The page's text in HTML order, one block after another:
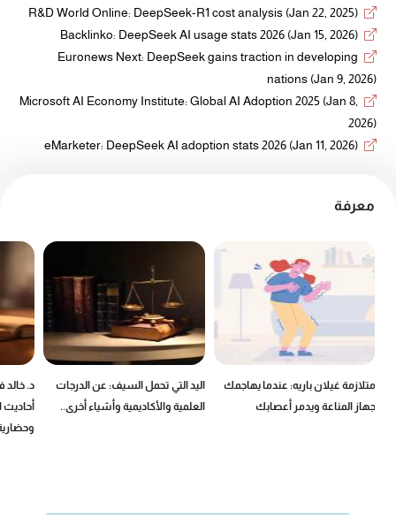
Euronews Next: DeepSeek gains traction in developing
nations (Jan 9, 2026)
Microsoft AI Economy Institute: Global AI Adoption 2025 (Jan 8,
2026)
معرفة
متلازمة غيلان باريه: عندما يهاجمك
جهاز المناعة ويدمر أعصابك
اليد التي تحمل السيف: عن الدرجات
العلمية والأكاديمية وأشياء أخرى..
د.
أحاديث